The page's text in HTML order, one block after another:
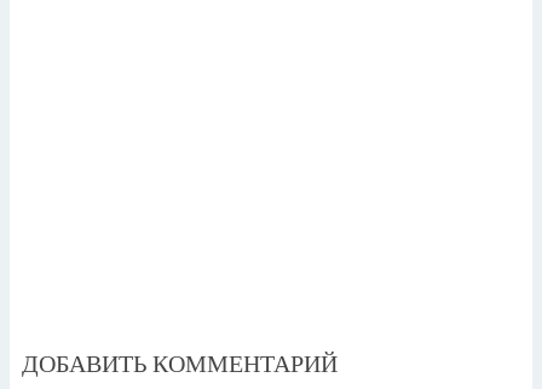
ДОБАВИТЬ КОММЕНТАРИЙ